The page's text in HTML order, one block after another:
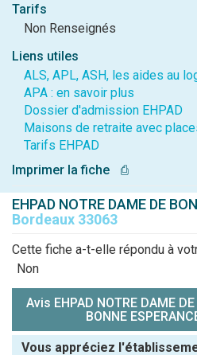
Tarifs
Non Renseignés
Liens utiles
ALS, APL, ASH, les aides au
APA : en savoir plus
Dossier d'admission EHPAD
Maisons de retraite avec
Tarifs EHPAD
Imprimer la fiche
⎙
EHPAD NOTRE DAME DE
Bordeaux 33063
Cette fiche a-t-elle répondu à
Non
Avis EHPAD NOTRE DAME DE
BONNE
Vous appréciez